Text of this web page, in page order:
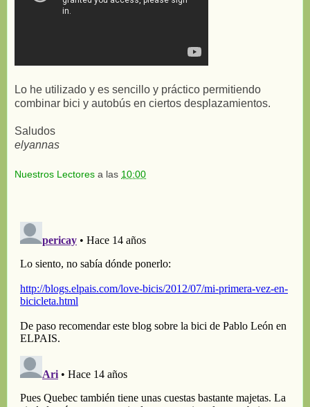
Lo he utilizado y es sencillo y práctico permitiendo
combinar bici y autobús en ciertos desplazamientos.
Saludos
elyannas
Nuestros Lectores a las 10:00